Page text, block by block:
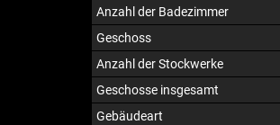
Anzahl der Badezimmer
Geschoss
Anzahl der Stockwerke
Geschosse insgesamt
Gebäudeart